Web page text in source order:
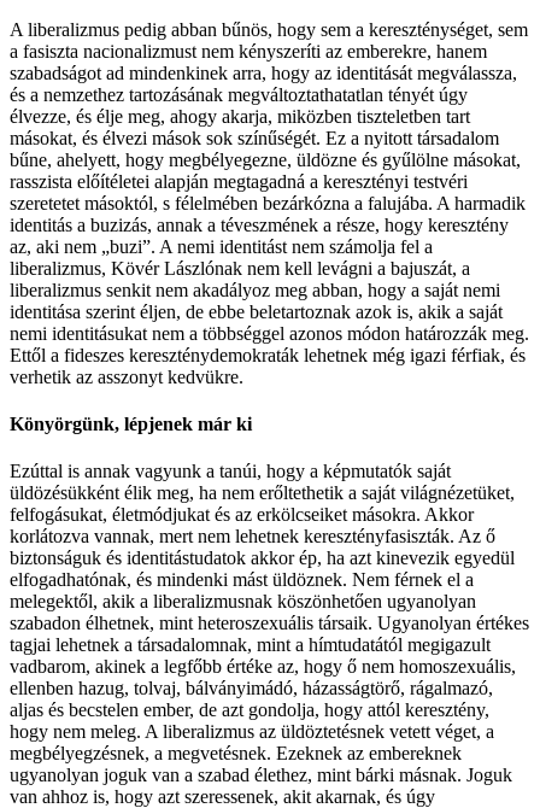
A liberalizmus pedig abban bűnös, hogy sem a kereszténységet, sem
a fasiszta nacionalizmust nem kényszeríti az emberekre, hanem
szabadságot ad mindenkinek arra, hogy az identitását megválassza,
és a nemzethez tartozásának megváltoztathatatlan tényét úgy
élvezze, és élje meg, ahogy akarja, miközben tiszteletben tart
másokat, és élvezi mások sok színűségét. Ez a nyitott társadalom
bűne, ahelyett, hogy megbélyegezne, üldözne és gyűlölne másokat,
rasszista előítéletei alapján megtagadná a keresztényi testvéri
szeretetet másoktól, s félelmében bezárkózna a falujába. A harmadik
identitás a buzizás, annak a téveszmének a része, hogy keresztény
az, aki nem „buzi”. A nemi identitást nem számolja fel a
liberalizmus, Kövér Lászlónak nem kell levágni a bajuszát, a
liberalizmus senkit nem akadályoz meg abban, hogy a saját nemi
identitása szerint éljen, de ebbe beletartoznak azok is, akik a saját
nemi identitásukat nem a többséggel azonos módon határozzák meg.
Ettől a fideszes kereszténydemokraták lehetnek még igazi férfiak, és
verhetik az asszonyt kedvükre.
Könyörgünk, lépjenek már ki
Ezúttal is annak vagyunk a tanúi, hogy a képmutatók saját
üldözésükként élik meg, ha nem erőltethetik a saját világnézetüket,
felfogásukat, életmódjukat és az erkölcseiket másokra. Akkor
korlátozva vannak, mert nem lehetnek keresztényfasiszták. Az ő
biztonságuk és identitástudatok akkor ép, ha azt kinevezik egyedül
elfogadhatónak, és mindenki mást üldöznek. Nem férnek el a
melegektől, akik a liberalizmusnak köszönhetően ugyanolyan
szabadon élhetnek, mint heteroszexuális társaik. Ugyanolyan értékes
tagjai lehetnek a társadalomnak, mint a hímtudatától megigazult
vadbarom, akinek a legfőbb értéke az, hogy ő nem homoszexuális,
ellenben hazug, tolvaj, bálványimádó, házasságtörő, rágalmazó,
aljas és becstelen ember, de azt gondolja, hogy attól keresztény,
hogy nem meleg. A liberalizmus az üldöztetésnek vetett véget, a
megbélyegzésnek, a megvetésnek. Ezeknek az embereknek
ugyanolyan joguk van a szabad élethez, mint bárki másnak. Joguk
van ahhoz is, hogy azt szeressenek, akit akarnak, és úgy